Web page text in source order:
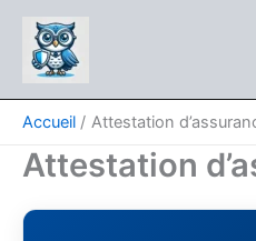
contenu
Accueil Attestation
Attestation